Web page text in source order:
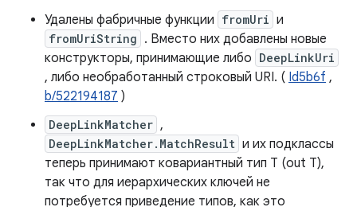
Удалены фабричные функции fromUri и
fromUriString . Вместо них добавлены новые
конструкторы, принимающие либо DeepLinkUri
, либо необработанный строковый URI. ( Id5b6f ,
b/522194187 )
DeepLinkMatcher ,
DeepLinkMatcher.MatchResult и их подклассы
теперь принимают ковариантный тип T (out T),
так что для иерархических ключей не
потребуется приведение типов, как это